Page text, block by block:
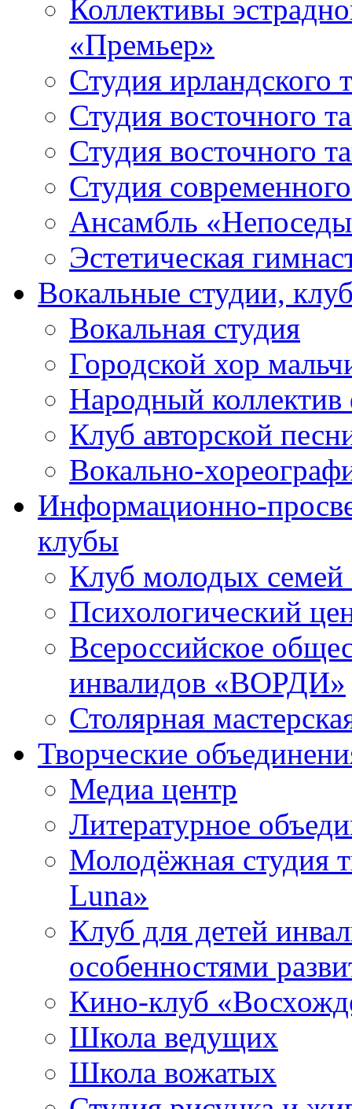
Коллективы
«Премьер»
Студия ирландского
Студия восточного
Студия восточного
Студия
Ансамбль
Эстетическая
Вокальные студии,
Вокальная студия
Городской хор
Народный коллектив
Клуб авторской
Вокально-
Информационно-
клубы
Клуб молодых
Психологический
Всероссийское
инвалидов «ВОРДИ»
Столярная
Творческие
Медиа центр
Литературное
Молодёжная студия
Luna»
Клуб для детей
особенностями
Кино-клуб
Школа ведущих
Школа вожатых